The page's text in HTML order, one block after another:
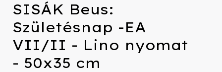
SISÁK Beus:
Születésnap -EA
VII/II - Lino nyomat
- 50x35 cm